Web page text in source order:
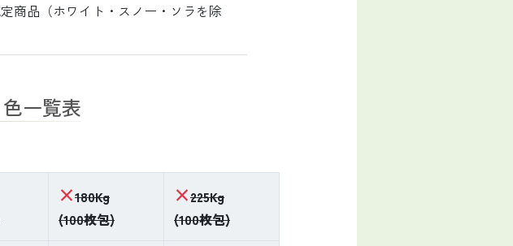
商品（ホワイト・スノー・ソラを除
一覧表
×180Kg
(100枚包)
×225Kg
(100枚包)